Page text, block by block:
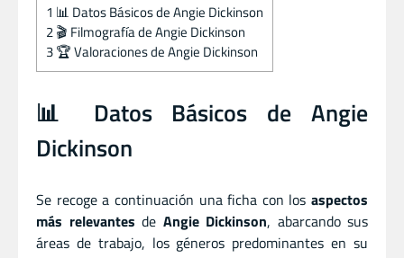
1 📊 Datos Básicos de Angie Dickinson
2🎬 Filmografía de Angie Dickinson
3🏆 Valoraciones de Angie Dickinson
📊 Datos Básicos de Angie
Dickinson
Se recoge a continuación una ficha con los aspectos
más relevantes de Angie Dickinson, abarcando sus
áreas de trabajo, los géneros predominantes en su